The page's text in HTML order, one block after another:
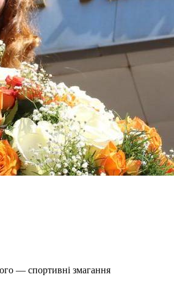
— спортивні змагання